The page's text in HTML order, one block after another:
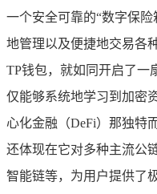
一个安全可靠的“数字保
地管理以及便捷地交易各
TP钱包，就如同开启了一
仅能够系统地学习到加密
心化金融（DeFi）那独特
还体现在它对多种主流公
智能链等，为用户提供了